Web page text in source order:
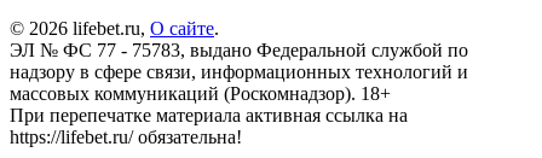
© 2026 lifebet.ru, О сайте.
ЭЛ № ФС 77 - 75783, выдано Федеральной службой по
надзору в сфере связи, информационных технологий и
массовых коммуникаций (Роскомнадзор). 18+
При перепечатке материала активная ссылка на
https://lifebet.ru/ обязательна!